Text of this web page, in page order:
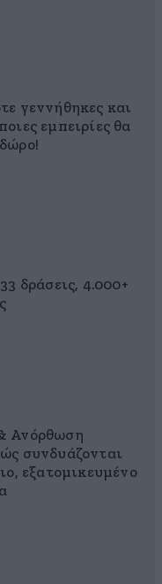
γεννήθηκες και
εμπειρίες θα
δράσεις, 4.000+
Ανόρθωση
συνδυάζονται
εξατομικευμένο